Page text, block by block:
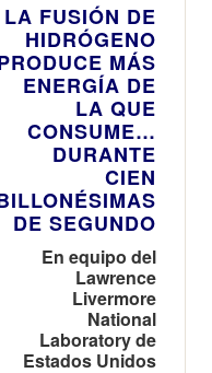
LA FUSIÓN DE
HIDRÓGENO
MÁS
ENERGÍA DE
LA QUE
CONSUME…
DURANTE
CIEN
DE SEGUNDO
En equipo del
Lawrence
Livermore
National
Laboratory de
Estados Unidos